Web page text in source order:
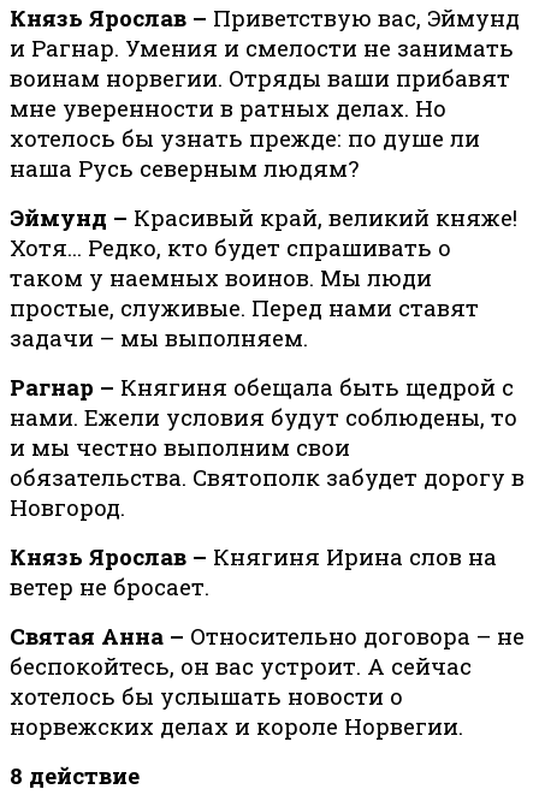
Князь Ярослав – Приветствую вас, Эймунд
и Рагнар. Умения и смелости не занимать
воинам норвегии. Отряды ваши прибавят
мне уверенности в ратных делах. Но
хотелось бы узнать прежде: по душе ли
наша Русь северным людям?
Эймунд – Красивый край, великий княже!
Хотя… Редко, кто будет спрашивать о
таком у наемных воинов. Мы люди
простые, служивые. Перед нами ставят
задачи – мы выполняем.
Рагнар – Княгиня обещала быть щедрой с
нами. Ежели условия будут соблюдены, то
и мы честно выполним свои
обязательства. Святополк забудет дорогу в
Новгород.
Князь Ярослав – Княгиня Ирина слов на
ветер не бросает.
Святая Анна – Относительно договора – не
беспокойтесь, он вас устроит. А сейчас
хотелось бы услышать новости о
норвежских делах и короле Норвегии.
8 действие